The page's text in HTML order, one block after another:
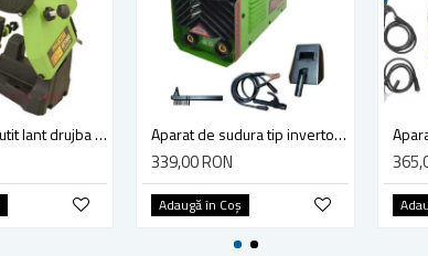
Masina de slefuit rotativa, Sthor, 430 W, disc 125 mm Masina finisare tencuieli (drisca electrica) Yato YT-82330, 750 W, 375 mm
620,00 RON
Adaugă în Coş
Aparat de ascutit lant drujba , Procraft SK1000, 85 W, panza 105 mm, 5000 rotatii/minut Aparat de sudura tip invertor Procraft AWH285, electrod 1.6-4mm, accesorii incluse
339,00 RON
Adaugă în Coş